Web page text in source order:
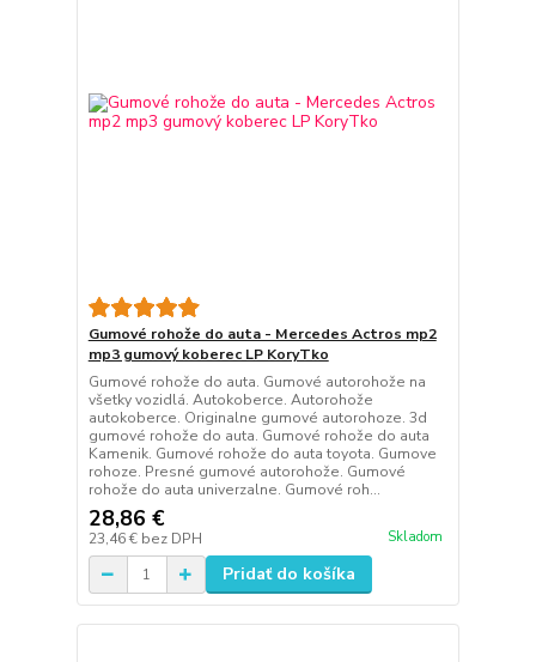
Gumové rohože do auta - Mercedes Actros mp2
mp3 gumový koberec LP KoryTko
Gumové rohože do auta. Gumové autorohože na
všetky vozidlá. Autokoberce. Autorohože
autokoberce. Originalne gumové autorohoze. 3d
gumové rohože do auta. Gumové rohože do auta
Kamenik. Gumové rohože do auta toyota. Gumove
rohoze. Presné gumové autorohože. Gumové
rohože do auta univerzalne. Gumové roh...
28,86 €
23,46 € bez DPH Skladom
Pridať do košíka